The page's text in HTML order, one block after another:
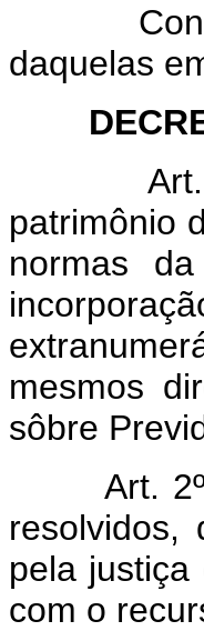
daquelas
patrimônio
normas
mesmos
sôbre
Art. 2º
resolvidos,
pela
com o